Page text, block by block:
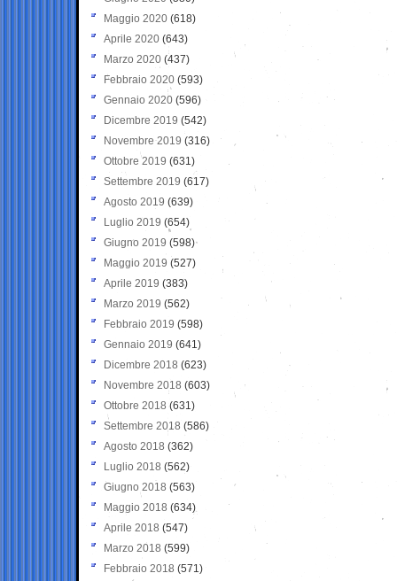
Maggio 2020 (618)
Aprile 2020 (643)
Marzo 2020 (437)
Febbraio 2020 (593)
Gennaio 2020 (596)
Dicembre 2019 (542)
Novembre 2019 (316)
Ottobre 2019 (631)
Settembre 2019 (617)
Agosto 2019 (639)
Luglio 2019 (654)
Giugno 2019 (598)
Maggio 2019 (527)
Aprile 2019 (383)
Marzo 2019 (562)
Febbraio 2019 (598)
Gennaio 2019 (641)
Dicembre 2018 (623)
Novembre 2018 (603)
Ottobre 2018 (631)
Settembre 2018 (586)
Agosto 2018 (362)
Luglio 2018 (562)
Giugno 2018 (563)
Maggio 2018 (634)
Aprile 2018 (547)
Marzo 2018 (599)
Febbraio 2018 (571)